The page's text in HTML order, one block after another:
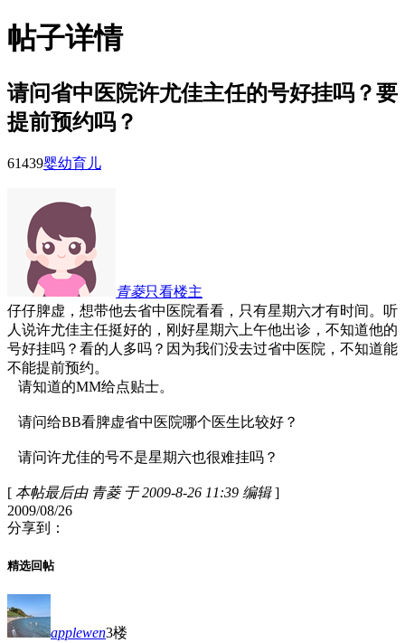
帖子详情
请问省中医院许尤佳主任的号好挂吗？要
提前预约吗？
61439婴幼育儿
青菱只看楼主
仔仔脾虚，想带他去省中医院看看，只有星期六才有时间。听
人说许尤佳主任挺好的，刚好星期六上午他出诊，不知道他的
号好挂吗？看的人多吗？因为我们没去过省中医院，不知道能
不能提前预约。
请知道的MM给点贴士。
请问给BB看脾虚省中医院哪个医生比较好？
请问许尤佳的号不是星期六也很难挂吗？
[ 本帖最后由 青菱 于 2009-8-26 11:39 编辑]
2009/08/26
分享到：
精选回帖
applewen3楼